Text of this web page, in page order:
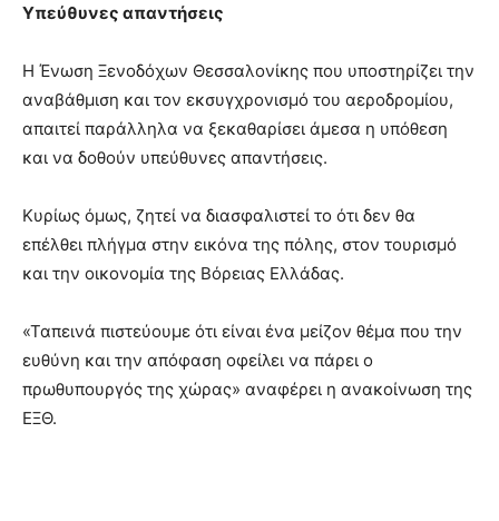
Υπεύθυνες απαντήσεις
Η Ένωση Ξενοδόχων Θεσσαλονίκης που υποστηρίζει την
αναβάθμιση και τον εκσυγχρονισμό του αεροδρομίου,
απαιτεί παράλληλα να ξεκαθαρίσει άμεσα η υπόθεση
και να δοθούν υπεύθυνες απαντήσεις.
Κυρίως όμως, ζητεί να διασφαλιστεί το ότι δεν θα
επέλθει πλήγμα στην εικόνα της πόλης, στον τουρισμό
και την οικονομία της Βόρειας Ελλάδας.
«Ταπεινά πιστεύουμε ότι είναι ένα μείζον θέμα που την
ευθύνη και την απόφαση οφείλει να πάρει ο
πρωθυπουργός της χώρας» αναφέρει η ανακοίνωση της
ΕΞΘ.